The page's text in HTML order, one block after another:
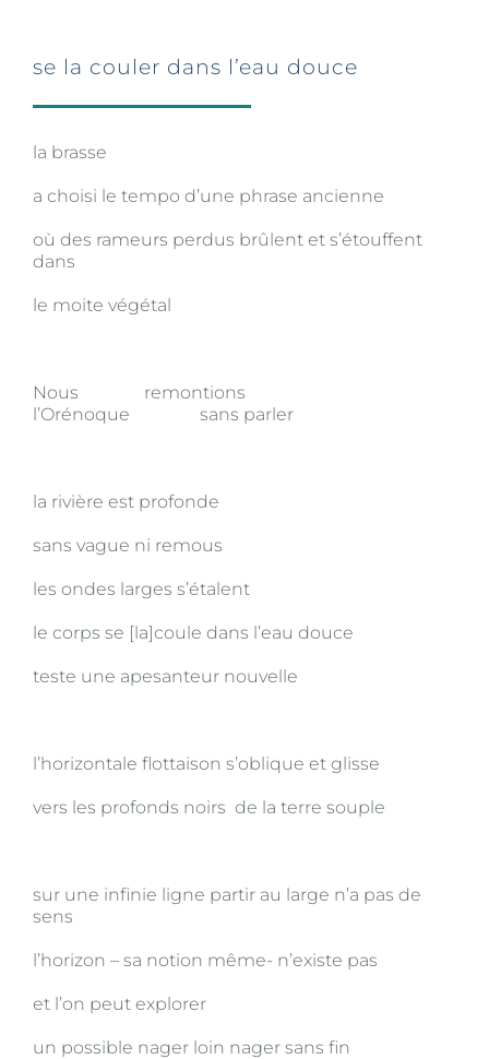
se la couler dans l’eau douce
la brasse
a choisi le tempo d’une phrase ancienne
où des rameurs perdus brûlent et s’étouffent
dans
le moite végétal
Nous remontions
l’Orénoque sans parler
la rivière est profonde
sans vague ni remous
les ondes larges s’étalent
le corps se [la]coule dans l’eau douce
teste une apesanteur nouvelle
l’horizontale flottaison s’oblique et glisse
vers les profonds noirs de la terre souple
sur une infinie ligne partir au large n’a pas de
sens
l’horizon – sa notion même- n’existe pas
et l’on peut explorer
un possible nager loin nager sans fin